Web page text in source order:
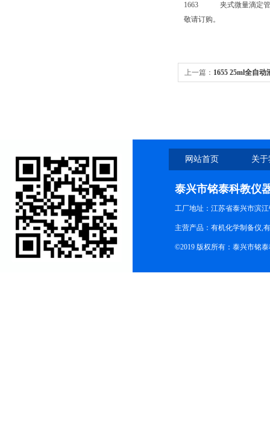
1663 夹式微量滴定
敬请订购。
上一篇： 1655 25ml全自
网站首页 关
泰兴市铭泰科教仪
工厂地址：江苏省泰兴市滨
主营产品：有机化学制备仪,
©2019 版权所有：泰兴市铭